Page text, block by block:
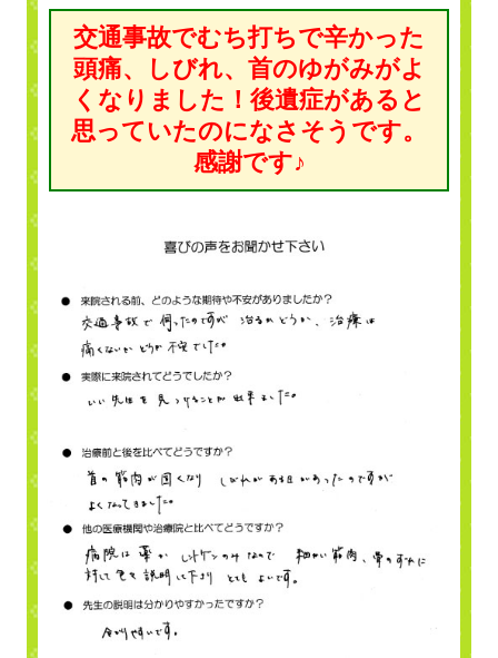
交通事故でむち打ちで辛かった
頭痛、しびれ、首のゆがみがよ
くなりました！後遺症があると
思っていたのになさそうです。
感謝です♪